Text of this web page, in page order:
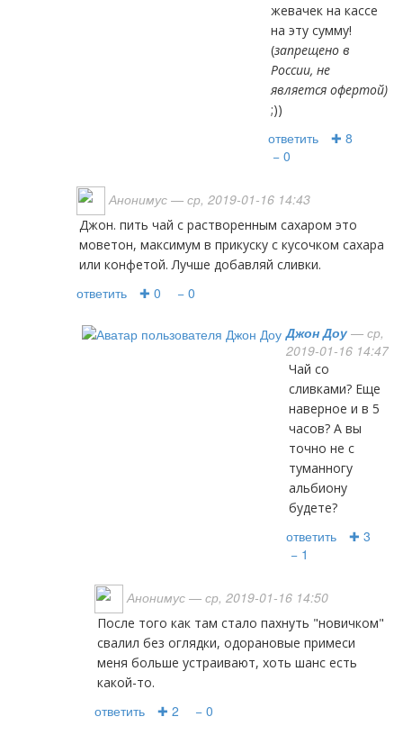
жевачек на кассе
на эту сумму!
(запрещено в
России, не
является офертой)
;))
ответить
✚ 8
− 0
Анонимус — ср, 2019-01-16 14:43
Джон. пить чай с растворенным сахаром это
моветон, максимум в прикуску с кусочком сахара
или конфетой. Лучше добавляй сливки.
ответить ✚ 0 − 0
Джон Доу — ср,
2019-01-16 14:47
Чай со
сливками? Еще
наверное и в 5
часов? А вы
точно не с
туманногу
альбиону
будете?
ответить
✚ 3
− 1
Анонимус — ср, 2019-01-16 14:50
После того как там стало пахнуть "новичком"
свалил без оглядки, одорановые примеси
меня больше устраивают, хоть шанс есть
какой-то.
ответить ✚ 2 − 0